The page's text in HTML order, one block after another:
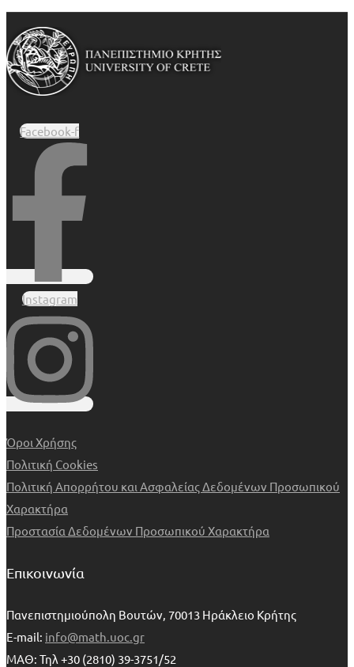
Facebook-f
Instagram
Όροι Χρήσης
Πολιτική Cookies
Πολιτική Απορρήτου και Ασφαλείας Δεδομένων Προσωπικού
Χαρακτήρα
Προστασία Δεδομένων Προσωπικού Χαρακτήρα
Επικοινωνία
Πανεπιστημιούπολη Βουτών, 70013 Ηράκλειο Κρήτης
E-mail: info@math.uoc.gr
ΜΑΘ: Τηλ +30 (2810) 39-3751/52